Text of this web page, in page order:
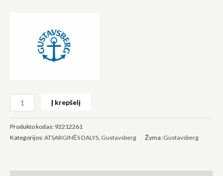
Į krepšelį
Produkto kodas: 92212261
Kategorijos:ATSARGINĖS DALYS, Gustavsberg Žyma: Gustavsberg
slapukai
kad
svetainė
veiktų.
Statistika